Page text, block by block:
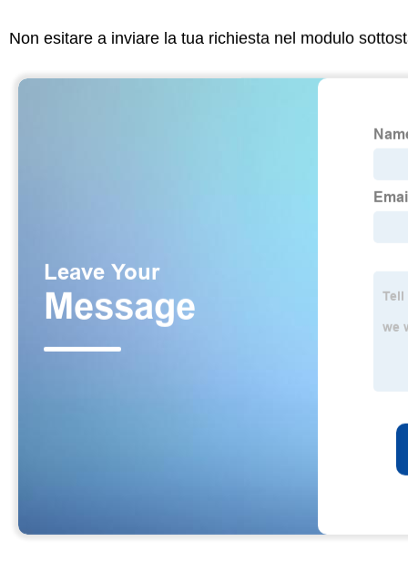
Non esitare a inviare la tua richiesta nel modulo